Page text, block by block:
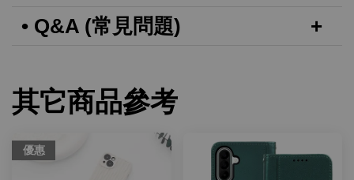
• Q&A (常見問題)
其它商品參考
優惠